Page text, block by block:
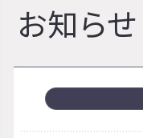
お知らせ